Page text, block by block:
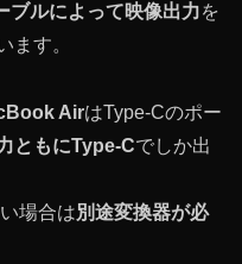
ブルによって映像出力を
ます。
AirはType-Cのポー
ともにType-Cでしか出
場合は別途変換器が必